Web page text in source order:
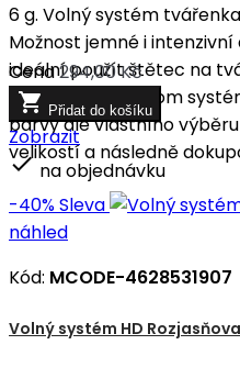
6 g. Volný systém
Možnost jemné i
ideální použít štětec na
unikátního Freedom
barvy dle vlastního
velikostí a následně
Cena294,00 Kč
 Přidat do košíku
Zobrazit
 na objednávku
-40%Sleva
náhled
Kód: MCODE-4628531907
Volný systém HD